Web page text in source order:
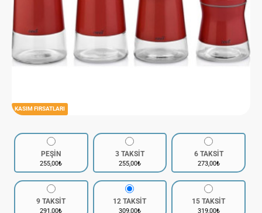
KASIM FIRSATLARI
PEŞİN
255,00₺
3 TAKSİT
255,00₺
6 TAKSİT
273,00₺
9 TAKSİT
291,00₺
12 TAKSİT
309,00₺
15 TAKSİT
319,00₺